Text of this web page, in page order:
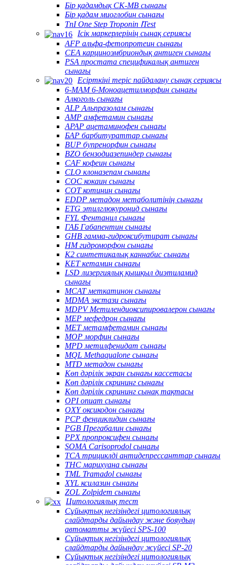
Бір қадамдық CK-MB сынағы
Бір қадам миоглобин сынағы
TnI One Step Troponin ⅠTest
Ісік маркерлерінің сынақ сериясы
AFP альфа-фетопротеин сынағы
CEA карциноэмбриондық антиген сынағы
PSA простата спецификалық антиген
сынағы
Есірткіні теріс пайдалану сынақ сериясы
6-MAM 6-Моноацетилморфин сынағы
Алкоголь сынағы
ALP Альпразолам сынағы
AMP амфетамин сынағы
APAP ацетаминофен сынағы
БАР барбитураттар сынағы
BUP бупренорфин сынағы
BZO бензодиазепиндер сынағы
CAF кофеин сынағы
CLO клоназепам сынағы
COC кокаин сынағы
COT котинин сынағы
EDDP метадон метаболитінің сынағы
ETG этилглюкуронид сынағы
FYL Фентанил сынағы
ГАБ Габапентин сынағы
GHB гамма-гидроксибутират сынағы
HM гидроморфон сынағы
K2 синтетикалық каннабис сынағы
KET кетамин сынағы
LSD лизергиялық қышқыл диэтиламид
сынағы
MCAT меткатинон сынағы
MDMA экстази сынағы
MDPV Метилендиоксипировалерон сынағы
MEP мефедрон сынағы
MET метамфетамин сынағы
MOP морфин сынағы
MPD метилфенидат сынағы
MQL Methaqualone сынағы
MTD метадон сынағы
Көп дәрілік экран сынағы кассетасы
Көп дәрілік скрининг сынағы
Көп дәрілік скрининг сынақ тақтасы
OPI опиат сынағы
OXY оксикодон сынағы
PCP фенциклидин сынағы
PGB Прегабалин сынағы
PPX пропроксифен сынағы
SOMA Carisoprodol сынағы
TCA трициклді антидепрессанттар сынағы
THC марихуана сынағы
TML Tramadol сынағы
XYL ксилазин сынағы
ZOL Zolpidem сынағы
Цитологиялық тест
Сұйықтық негізіндегі цитологиялық
слайдтарды дайындау және бояудың
автоматты жүйесі SPS-100
Сұйықтық негізіндегі цитологиялық
слайдтарды дайындау жүйесі SP-20
Сұйықтық негізіндегі цитологиялық